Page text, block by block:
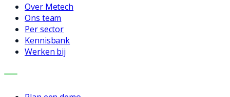
Over Metech
Ons team
Per sector
Kennisbank
Werken bij
CONTACT